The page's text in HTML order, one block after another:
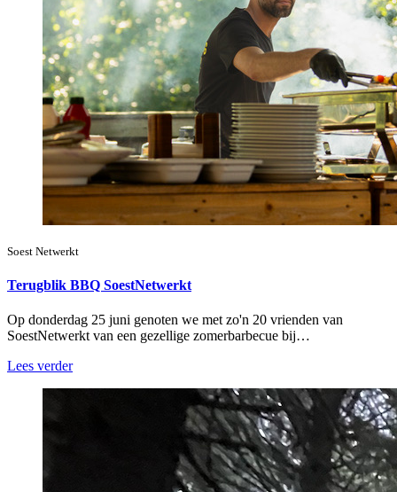
Soest Netwerkt
Terugblik BBQ SoestNetwerkt
Op donderdag 25 juni genoten we met zo'n 20 vrienden van
SoestNetwerkt van een gezellige zomerbarbecue bij…
Lees verder